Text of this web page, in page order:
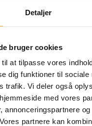
Detaljer
bruger cookies
at tilpasse vores
dig funktioner til sociale
trafik. Vi deler også
med vores
annonceringspartnere og
partnere kan
Kan man
det,
skabe